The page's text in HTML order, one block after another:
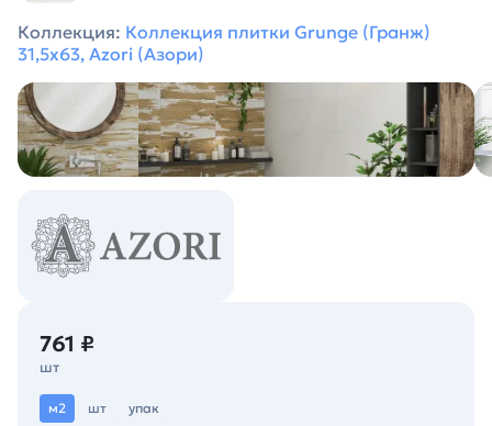
Коллекция: Коллекция плитки Grunge (Гранж)
31,5х63, Azori (Азори)
761 ₽
шт
м2 шт упак